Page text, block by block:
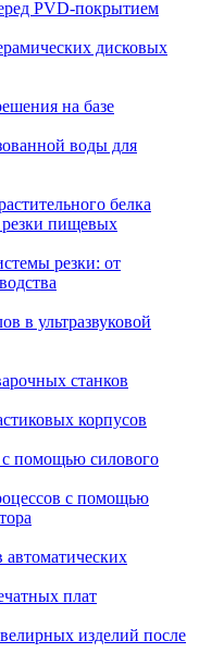
PVD-покрытием
дисковых
на базе
воды для
белка
резки пищевых
резки: от
в ультразвуковой
станков
корпусов
помощью силового
с помощью
плат
изделий после